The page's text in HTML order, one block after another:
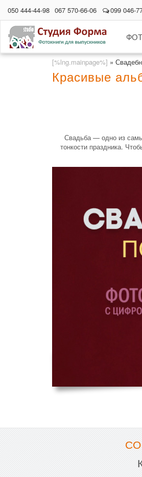
050 444-44-98 067 570-66-06 099 046-
[%lng.mainpage%] »
Красивые
Свадьба — одно из
тонкости праздника.